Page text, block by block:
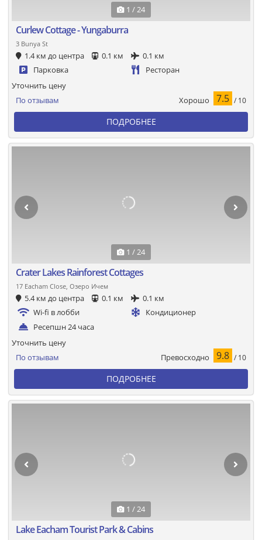
1 / 24
Curlew Cottage - Yungaburra
3 Bunya St
1.4 км до центра 0.1 км
0.1 км
Парковка
Ресторан
По отзывам Хорошо 7.5 / 10
Уточнить цену
ПОДРОБНЕЕ
1 / 24
Crater Lakes Rainforest Cottages
17 Eacham Close, Озеро Ичем
5.4 км до центра 0.1 км
0.1 км
Wi-fi в лобби
Кондиционер
Ресепшн 24 часа
По отзывам Превосходно 9.8 / 10
Уточнить цену
ПОДРОБНЕЕ
1 / 24
Lake Eacham Tourist Park & Cabins